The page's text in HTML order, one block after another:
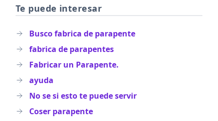
Te puede interesar
Busco fabrica de parapente
fabrica de parapentes
Fabricar un Parapente.
ayuda
No se si esto te puede servir
Coser parapente